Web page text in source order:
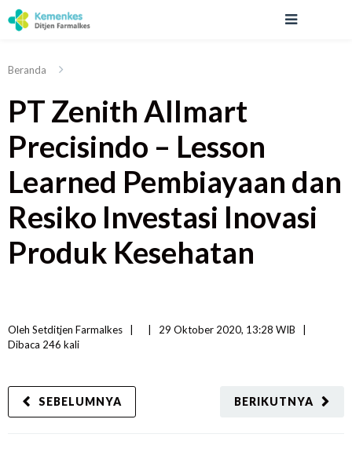
Beranda
PT Zenith Allmart
Precisindo – Lesson
Learned Pembiayaan dan
Resiko Investasi Inovasi
Produk Kesehatan
Oleh Setditjen Farmalkes 29 Oktober 2020, 13:28 WIB
Dibaca 246 kali
BERIKUTNYA
SEBELUMNYA